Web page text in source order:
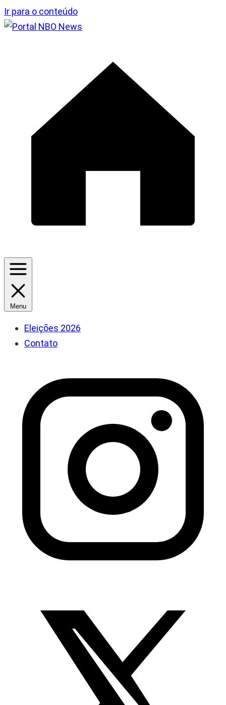
Ir para o conteúdo
Menu
Eleições 2026
Contato